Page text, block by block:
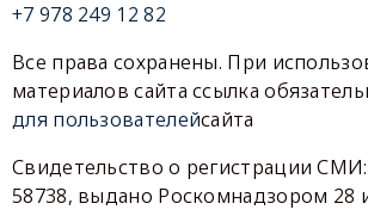
+7 978 249 12 82
Все права сохранены. При
материалов сайта ссылка
для пользователейсайта
Свидетельство о регистрации
58738, выдано Роскомнадзором 28